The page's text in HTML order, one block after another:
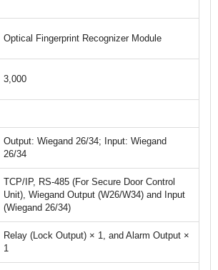
Optical Fingerprint Recognizer Module
3,000
Output: Wiegand 26/34; Input: Wiegand
26/34
TCP/IP, RS-485 (For Secure Door Control
Unit), Wiegand Output (W26/W34) and Input
(Wiegand 26/34)
Relay (Lock Output) × 1, and Alarm Output ×
1